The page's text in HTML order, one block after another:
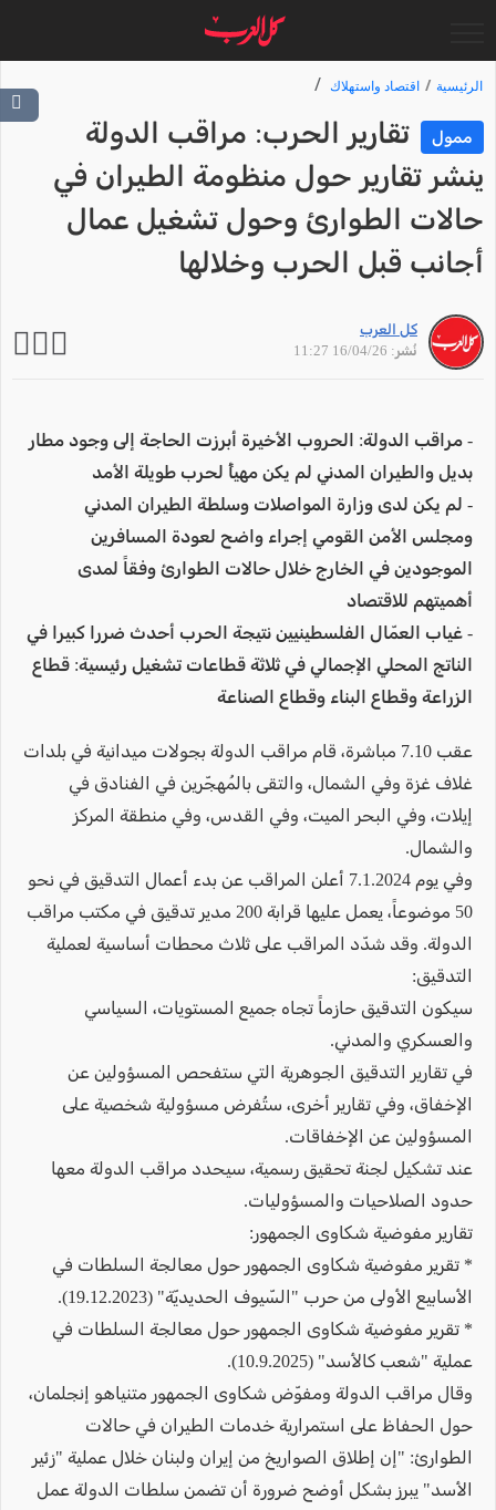
الرئيسية اقتصاد واستهلاك
ممول
تقارير الحرب: مراقب الدولة
ينشر تقارير حول منظومة الطيران في
حالات الطوارئ وحول تشغيل عمال
أجانب قبل الحرب وخلالها
كل العرب
نُشر: 16/04/26 11:27
- مراقب الدولة: الحروب الأخيرة أبرزت الحاجة إلى وجود مطار
بديل والطيران المدني لم يكن مهيأً لحرب طويلة الأمد
- لم يكن لدى وزارة المواصلات وسلطة الطيران المدني
ومجلس الأمن القومي إجراء واضح لعودة المسافرين
الموجودين في الخارج خلال حالات الطوارئ وفقاً لمدى
أهميتهم للاقتصاد
- غياب العمّال الفلسطينيين نتيجة الحرب أحدث ضررا كبيرا في
الناتج المحلي الإجمالي في ثلاثة قطاعات تشغيل رئيسية: قطاع
الزراعة وقطاع البناء وقطاع الصناعة
عقب 7.10 مباشرة، قام مراقب الدولة بجولات ميدانية في بلدات
غلاف غزة وفي الشمال، والتقى بالمُهجّرين في الفنادق في
إيلات، وفي البحر الميت، وفي القدس، وفي منطقة المركز
والشمال.
وفي يوم 7.1.2024 أعلن المراقب عن بدء أعمال التدقيق في نحو
50 موضوعاً، يعمل عليها قرابة 200 مدير تدقيق في مكتب مراقب
الدولة. وقد شدّد المراقب على ثلاث محطات أساسية لعملية
التدقيق:
سيكون التدقيق حازماً تجاه جميع المستويات، السياسي
والعسكري والمدني.
في تقارير التدقيق الجوهرية التي ستفحص المسؤولين عن
الإخفاق، وفي تقارير أخرى، ستُفرض مسؤولية شخصية على
المسؤولين عن الإخفاقات.
عند تشكيل لجنة تحقيق رسمية، سيحدد مراقب الدولة معها
حدود الصلاحيات والمسؤوليات.
تقارير مفوضية شكاوى الجمهور:
* تقرير مفوضية شكاوى الجمهور حول معالجة السلطات في
الأسابيع الأولى من حرب "السّيوف الحديديّة" (19.12.2023).
* تقرير مفوضية شكاوى الجمهور حول معالجة السلطات في
عملية "شعب كالأسد" (10.9.2025).
وقال مراقب الدولة ومفوّض شكاوى الجمهور متنياهو إنجلمان،
حول الحفاظ على استمرارية خدمات الطيران في حالات
الطوارئ: "إن إطلاق الصواريخ من إيران ولبنان خلال عملية "زئير
الأسد" يبرز بشكل أوضح ضرورة أن تضمن سلطات الدولة عمل